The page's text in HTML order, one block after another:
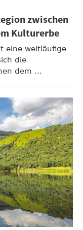
zwischen
Kulturerbe
eine weitläufige
die
dem ...